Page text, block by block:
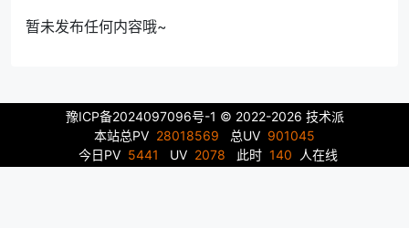
暂未发布任何内容哦~
豫ICP备2024097096号-1 © 2022-2026 技术派
本站总PV 28018569 总UV 901045
今日PV 5441 UV 2078 此时 140 人在线